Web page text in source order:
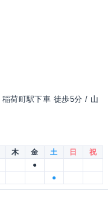
荷町駅下車 徒歩5分 / 山
木 金 土 日
祝
●
●